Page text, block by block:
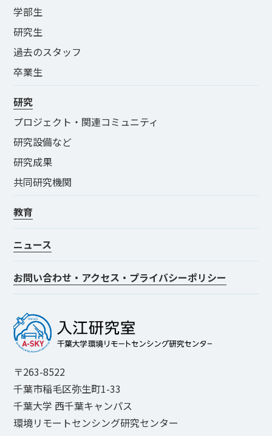
〒263-8522
千葉市稲毛区弥生町1-33
千葉大学 西千葉キャンパス
環境リモートセンシング研究センター
学部生
研究生
過去のスタッフ
卒業生
研究
プロジェクト・関連コミュニティ
研究設備など
研究成果
共同研究機関
教育
ニュース
お問い合わせ・アクセス・プライバシーポリシー